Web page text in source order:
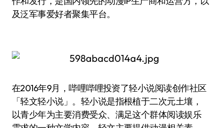
及泛军事爱好者聚集平台。
在2016年9月，哔哩哔哩投资了轻小说阅读创作社区
「轻文轻小说」。轻小说是指根植于二次元土壤，
以青少年为主要消费受众、满足这个群体阅读娱乐